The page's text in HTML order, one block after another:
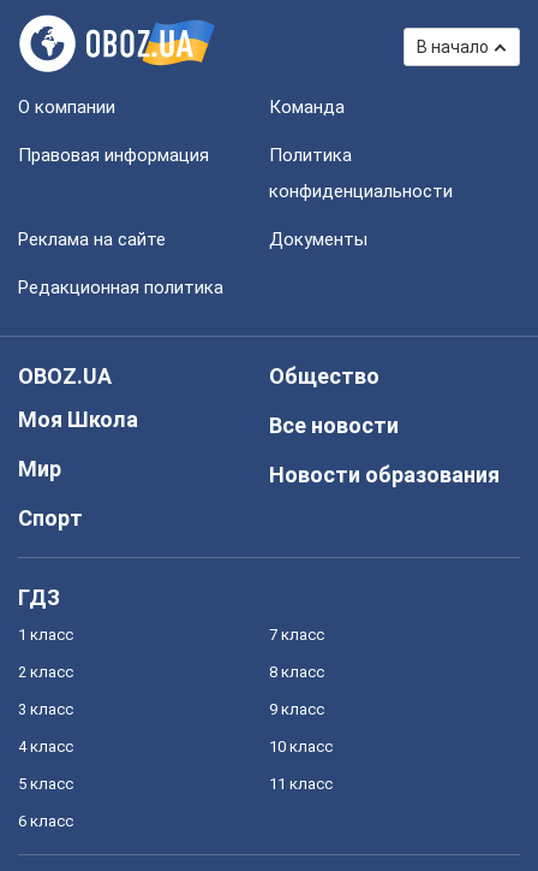
В начало
О компании Команда
Правовая информация
Политика
конфиденциальности
Реклама на сайте Документы
Редакционная политика
OBOZ.UA
Моя Школа
Мир
Спорт
Общество
Все новости
Новости образования
ГДЗ
1 класс
2 класс
3 класс
4 класс
5 класс
6 класс
7 класс
8 класс
9 класс
10 класс
11 класс